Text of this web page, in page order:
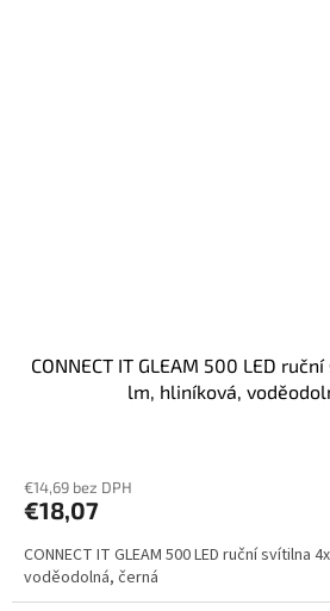
CONNECT IT GLEAM 500 LED
lm, hliníková,
€14,69 bez DPH
€18,07
CONNECT IT GLEAM 500 LED ruční svítilna
voděodolná, černá